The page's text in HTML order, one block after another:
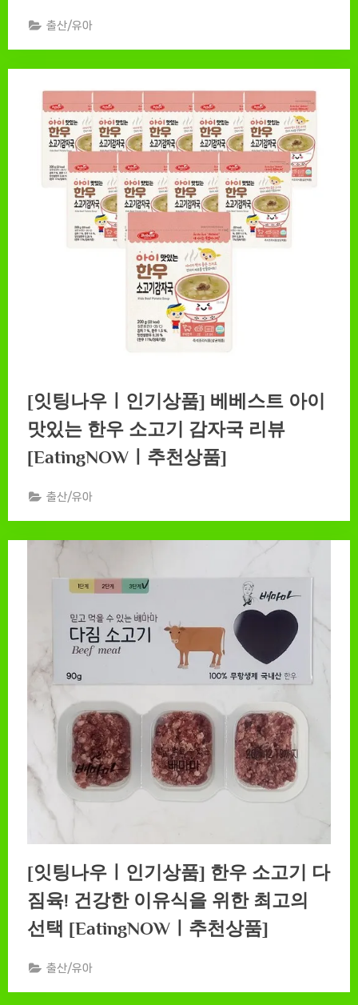
출산/유아
[잇팅나우ㅣ인기상품] 베베스트 아이
맛있는 한우 소고기 감자국 리뷰
[EatingNOWㅣ추천상품]
출산/유아
[잇팅나우ㅣ인기상품] 한우 소고기 다
짐육! 건강한 이유식을 위한 최고의
선택 [EatingNOWㅣ추천상품]
출산/유아